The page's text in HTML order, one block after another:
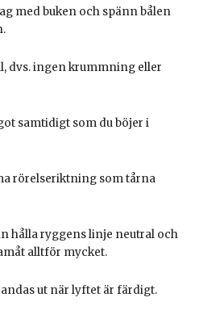
med buken och spänn bålen
dvs. ingen krummning eller
samtidigt som du böjer i
rörelseriktning som tårna
hålla ryggens linje neutral och
alltför mycket.
ut när lyftet är färdigt.